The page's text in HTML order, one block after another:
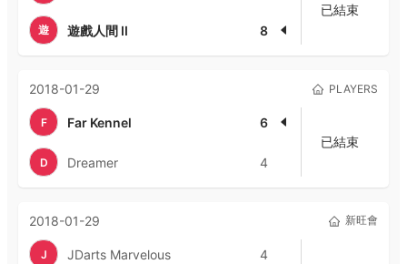
遊 遊戲人間 II 8
已結束
2018-01-29 PLAYERS
F Far Kennel 6
D Dreamer 4
已結束
2018-01-29 新旺會
J JDarts Marvelous 4